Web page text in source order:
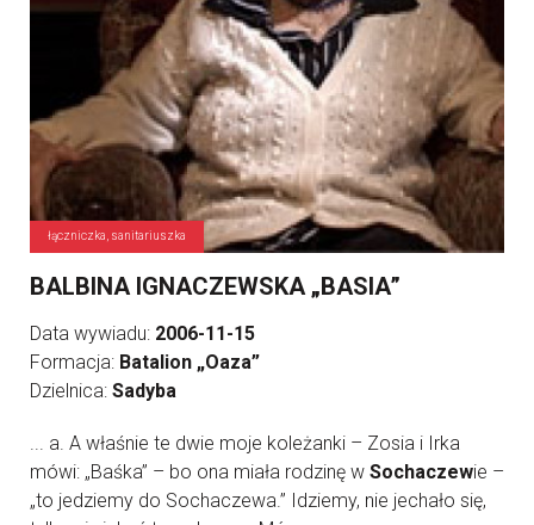
łączniczka, sanitariuszka
BALBINA IGNACZEWSKA „BASIA”
Data wywiadu: 2006-11-15
Formacja: Batalion „Oaza”
Dzielnica: Sadyba
... a. A właśnie te dwie moje koleżanki – Zosia i Irka
mówi: „Baśka” – bo ona miała rodzinę w Sochaczewie –
„to jedziemy do Sochaczewa.” Idziemy, nie jechało się,